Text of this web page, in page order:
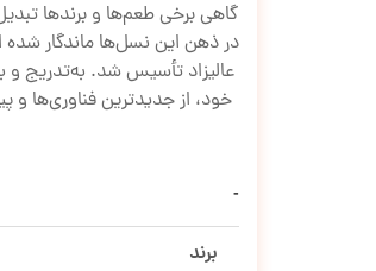
گاهی برخی طعم‌ها و برندها
عالیزاد تأسیس شد. به‌تدریج و
خود، از جدیدترین فناوری‌ها و
برند